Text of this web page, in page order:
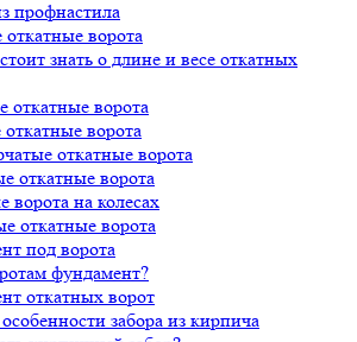
профнастила
ворота
знать о длине и весе откатных
откатные ворота
ворота
откатные ворота
откатные ворота
ворота на колесах
откатные ворота
под ворота
фундамент?
откатных ворот
забора из кирпича